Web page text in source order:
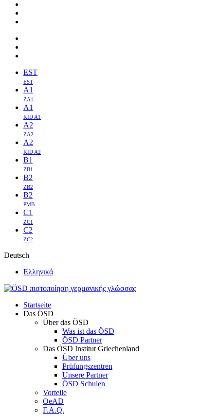
EST
EST
A1
ZA1
A1
KID A1
A2
ZA2
A2
KID A2
B1
ZB1
B2
ZB2
B2
PMB
C1
ZC1
C2
ZC2
Deutsch
Ελληνικά
Startseite
Das ÖSD
Über das ÖSD
Was ist das ÖSD
ÖSD Partner
Das ÖSD Institut Griechenland
Über uns
Prüfungszentren
Unsere Partner
ÖSD Schulen
Vorteile
OeAD
F.A.Q.